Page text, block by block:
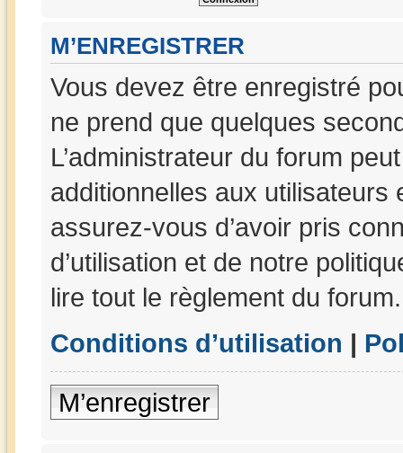
M’ENREGISTRER
Vous devez être enregistré
ne prend que quelques
L’administrateur du forum
additionnelles aux utilisateurs
assurez-vous d’avoir pris
d’utilisation et de notre
lire tout le règlement du forum.
Conditions d’utilisation |
M’enregistrer